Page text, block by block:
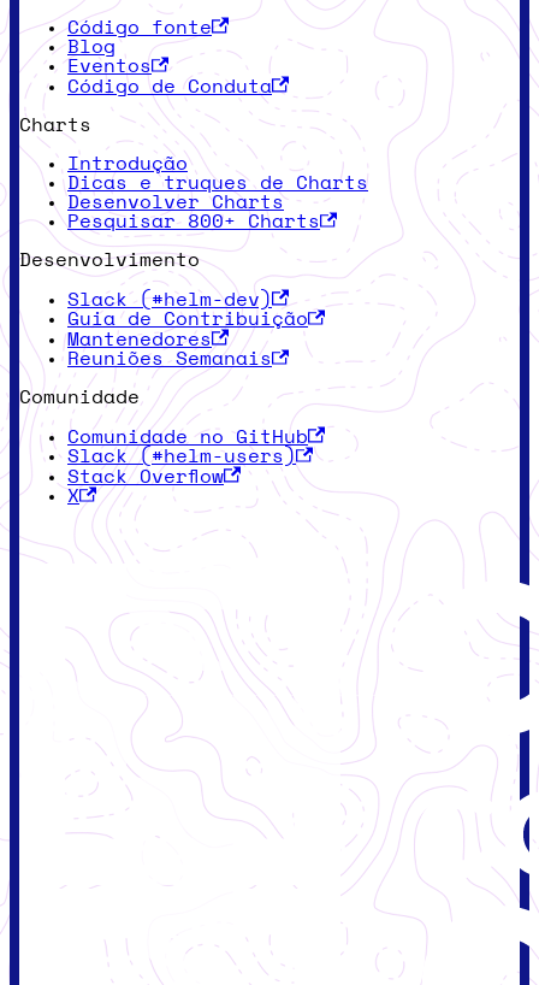
Código fonte
Blog
Eventos
Código de Conduta
Charts
Introdução
Dicas e truques de Charts
Desenvolver Charts
Pesquisar 800+ Charts
Desenvolvimento
Slack (#helm-dev)
Guia de Contribuição
Mantenedores
Reuniões Semanais
Comunidade
Comunidade no GitHub
Slack (#helm-users)
Stack Overflow
X